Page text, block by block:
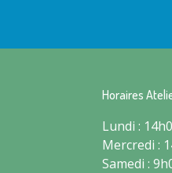
Horaires
Lundi :
Mercredi :
Samedi :